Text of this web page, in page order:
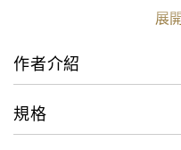
展
作者介紹
規格